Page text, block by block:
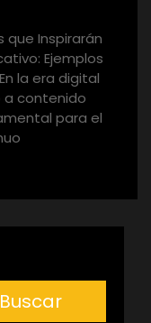
que Inspirarán
Ejemplos
la era digital
a contenido
para el
Buscar